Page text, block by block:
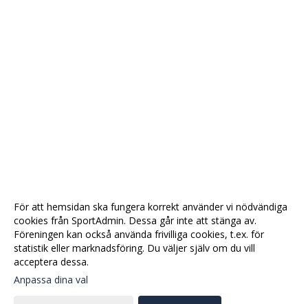
För att hemsidan ska fungera korrekt använder vi nödvändiga
cookies från SportAdmin. Dessa går inte att stänga av.
Föreningen kan också använda frivilliga cookies, t.ex. för
statistik eller marknadsföring. Du väljer själv om du vill
acceptera dessa.
Anpassa dina val